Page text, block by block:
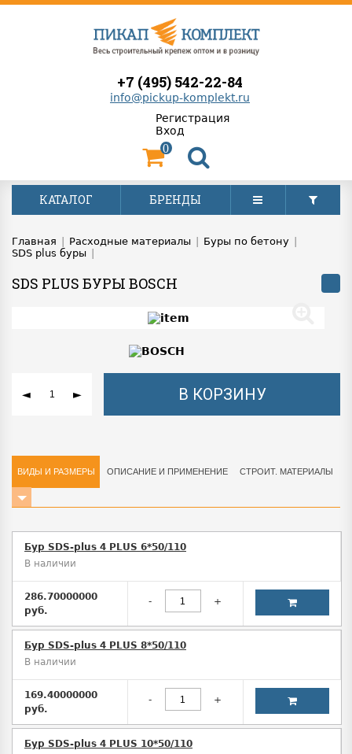
+7 (495) 542-22-84
info@pickup-komplekt.ru
Регистрация
Вход
0
КАТАЛОГ БРЕНДЫ
Главная Расходные материалы Буры по бетону
SDS plus буры
SDS PLUS БУРЫ BOSCH
◄ ► В КОРЗИНУ
ВИДЫ И РАЗМЕРЫ ОПИСАНИЕ И ПРИМЕНЕНИЕ СТРОИТ. МАТЕРИАЛЫ
Бур SDS-plus 4 PLUS 6*50/110
В наличии
286.70000000
руб.
- +
Бур SDS-plus 4 PLUS 8*50/110
В наличии
169.40000000
руб.
- +
Бур SDS-plus 4 PLUS 10*50/110